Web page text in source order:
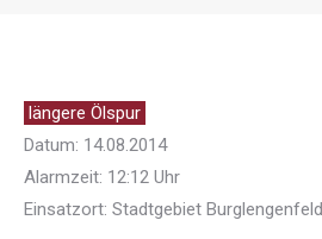
längere Ölspur
Datum: 14.08.2014
Alarmzeit: 12:12 Uhr
Einsatzort: Stadtgebiet Burglengenfeld